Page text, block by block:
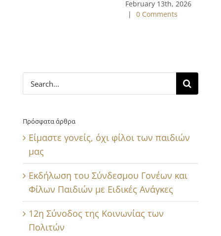
February 13th, 2026
|
0 Comments
Search
for:
Πρόσφατα άρθρα
Είμαστε γονείς, όχι φίλοι των παιδιών
μας
Εκδήλωση του Σύνδεσμου Γονέων και
Φίλων Παιδιών με Ειδικές Ανάγκες
12η Σύνοδος της Κοινωνίας των
Πολιτών